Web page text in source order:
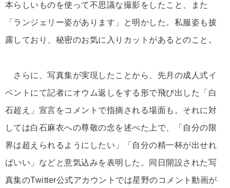
本らしいものを使って不思議な撮影をしたこと、また
「ランジェリー姿があります」と明かした。私服姿も披
露しており、秘密のお気に入りカットがあるとのこと。
さらに、写真集が実現したことから、先月の成人式イ
ベントにて記者にオウム返しをする形で飛び出した「白
石超え」宣言をコメントで指摘される場面も。それに対
しては白石麻衣への尊敬の念を述べた上で、「自分の限
界は超えられるようにしたい」「自分の精一杯が出せれ
ばいい」などと意気込みを表明した。同日開設された写
真集のTwitter公式アカウントでは星野のコメント動画が